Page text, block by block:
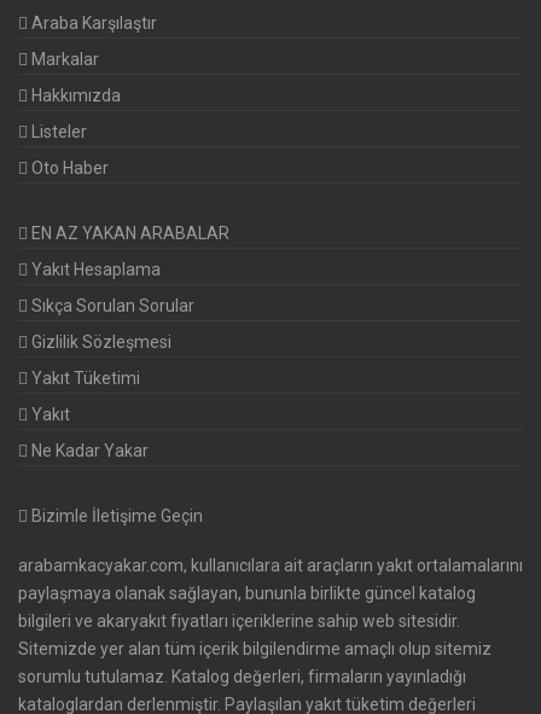
Araba Karşılaştır
Markalar
Hakkımızda
Listeler
Oto Haber
EN AZ YAKAN ARABALAR
Yakıt Hesaplama
Sıkça Sorulan Sorular
Gizlilik Sözleşmesi
Yakıt Tüketimi
Yakıt
Ne Kadar Yakar
Bizimle İletişime Geçin
arabamkacyakar.com, kullanıcılara ait araçların yakıt ortalamalarını
paylaşmaya olanak sağlayan, bununla birlikte güncel katalog
bilgileri ve akaryakıt fiyatları içeriklerine sahip web sitesidir.
Sitemizde yer alan tüm içerik bilgilendirme amaçlı olup sitemiz
sorumlu tutulamaz. Katalog değerleri, firmaların yayınladığı
kataloglardan derlenmiştir. Paylaşılan yakıt tüketim değerleri